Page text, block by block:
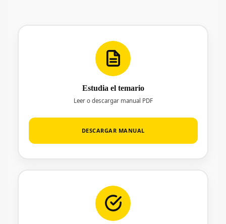
Estudia el temario
Leer o descargar manual PDF
DESCARGAR MANUAL